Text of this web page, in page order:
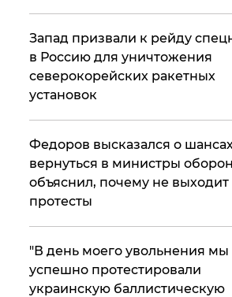
Запад призвали к рейду
в Россию для уничтожения
северокорейских ракетных
установок
Федоров высказался о
вернуться в министры
объяснил, почему не выходит
протесты
​"В день моего увольнения мы
успешно протестировали
украинскую баллистическую